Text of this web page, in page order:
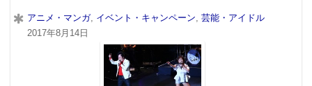
アニメ・マンガ, イベント・キャンペーン 芸能・アイドル
2017年8月14日